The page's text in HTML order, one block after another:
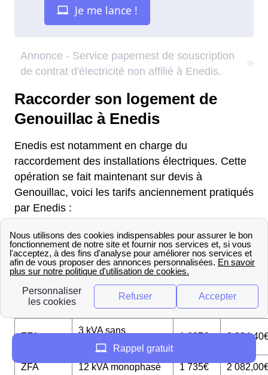
Raccorder son logement de
Genouillac à Enedis
Enedis est notamment en charge du
raccordement des installations électriques. Cette
opération se fait maintenant sur devis à
Genouillac, voici les tarifs anciennement pratiqués
par Enedis :
Zone
Puissance de
raccordement
€
€ TTC
(TVA
ZFA
3 kVA sans
comptage
1 687€ 2
ZFA 12 kVA monophasé 1 735€ 2
Rappel gratuit